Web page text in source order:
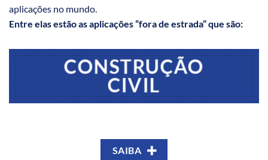
aplicações no mundo.
Entre elas estão as aplicações “fora de estrada” que são:
CONSTRUÇÃO
CIVIL
SAIBA